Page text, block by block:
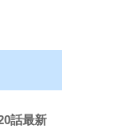
話最新